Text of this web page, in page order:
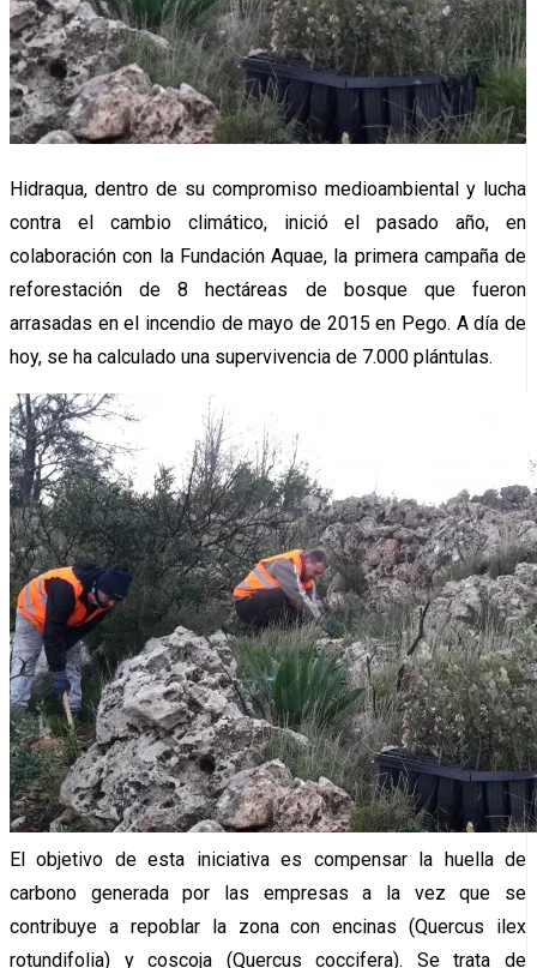
Hidraqua, dentro de su compromiso medioambiental y lucha
contra el cambio climático, inició el pasado año, en
colaboración con la Fundación Aquae, la primera campaña de
reforestación de 8 hectáreas de bosque que fueron
arrasadas en el incendio de mayo de 2015 en Pego. A día de
hoy, se ha calculado una supervivencia de 7.000 plántulas.
El objetivo de esta iniciativa es compensar la huella de
carbono generada por las empresas a la vez que se
contribuye a repoblar la zona con encinas (Quercus ilex
rotundifolia) y coscoja (Quercus coccifera). Se trata de